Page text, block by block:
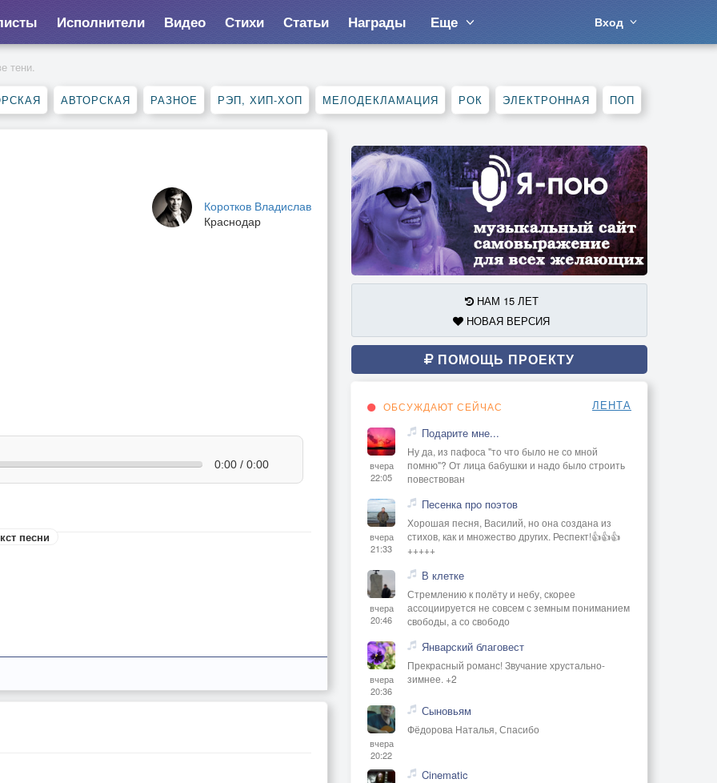
Исполнители Видео Стихи Статьи Награды Еще Вход
тени.
АВТОРСКАЯ РАЗНОЕ РЭП, ХИП-ХОП МЕЛОДЕКЛАМАЦИЯ РОК ЭЛЕКТРОННАЯ ПОП
Коротков Владислав
Краснодар
0:00 / 0:00
песни
НАМ 15 ЛЕТ
НОВАЯ ВЕРСИЯ
ПОМОЩЬ ПРОЕКТУ
ОБСУЖДАЮТ СЕЙЧАС ЛЕНТА
вчера
22:05
Подарите мне...
Ну да, из пафоса "то что было не со мной
помню"? От лица бабушки и надо было строить
повествован
вчера
21:33
Песенка про поэтов
Хорошая песня, Василий, но она создана из
стихов, как и множество других. Респект!👍👍👍
+++++
вчера
20:46
В клетке
Стремлению к полёту и небу, скорее
ассоциируется не совсем с земным пониманием
свободы, а со свободо
вчера
20:36
Январский благовест
Прекрасный романс! Звучание хрустально-
зимнее. +2
вчера
20:22
Сыновьям
Фёдорова Наталья, Спасибо
Cinematic